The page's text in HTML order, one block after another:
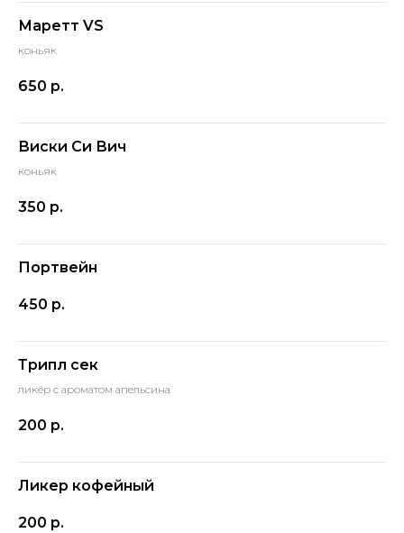
Маретт VS
коньяк
650 р.
Виски Си Вич
коньяк
350 р.
Портвейн
450 р.
Трипл сек
ликёр с ароматом апельсина
200 р.
Ликер кофейный
200 р.